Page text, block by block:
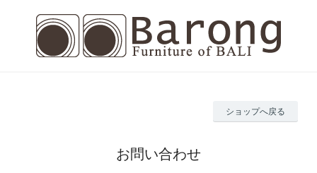
ショップへ戻る
お問い合わせ